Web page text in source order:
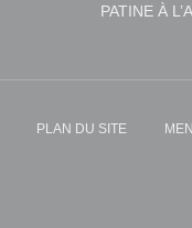
PATINE À
PLAN DU SITE